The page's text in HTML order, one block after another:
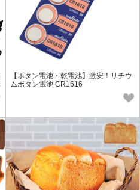
【ボタン電池・乾電池】激安！リチウ
ムボタン電池 CR1616